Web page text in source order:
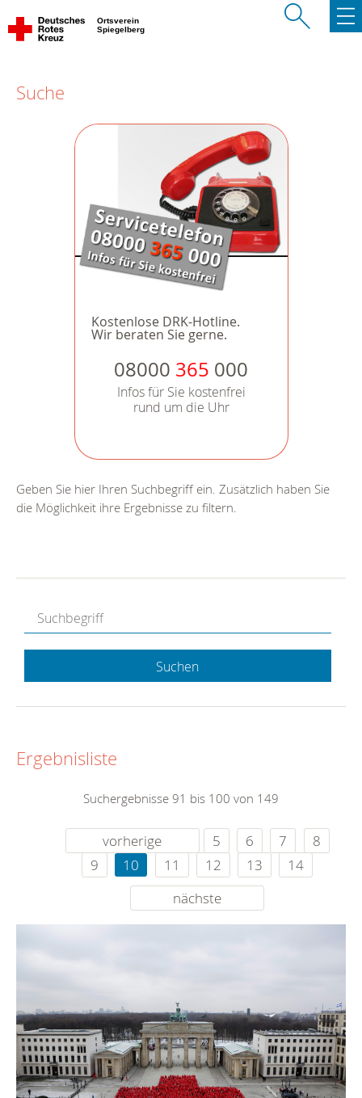
Ortsverein
Spiegelberg
Suche
Kostenlose DRK-Hotline.
Wir beraten Sie gerne.
08000 365 000
Infos für Sie kostenfrei
rund um die Uhr
Geben Sie hier Ihren Suchbegriff ein. Zusätzlich haben Sie
die Möglichkeit ihre Ergebnisse zu filtern.
Suchen
Ergebnisliste
Suchergebnisse 91 bis 100 von 149
vorherige 5 6 7
8
9
10 11 12 13
14
nächste